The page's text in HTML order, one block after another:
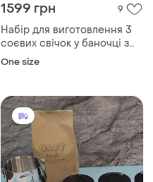
1599 грн 9
Набір для виготовлення 3
соєвих свічок у баночці з
кришкою ківш термометр
One size